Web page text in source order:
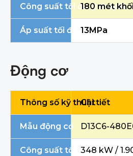
Công suất tối đa lý thuyết
180 mét
Áp suất tối đa lý thuyết
13MPa
Động cơ
Thông số kỹ thuậtChi tiết
Mẫu động cơ D13C6-
Công suất tối đa của động
348 kW /